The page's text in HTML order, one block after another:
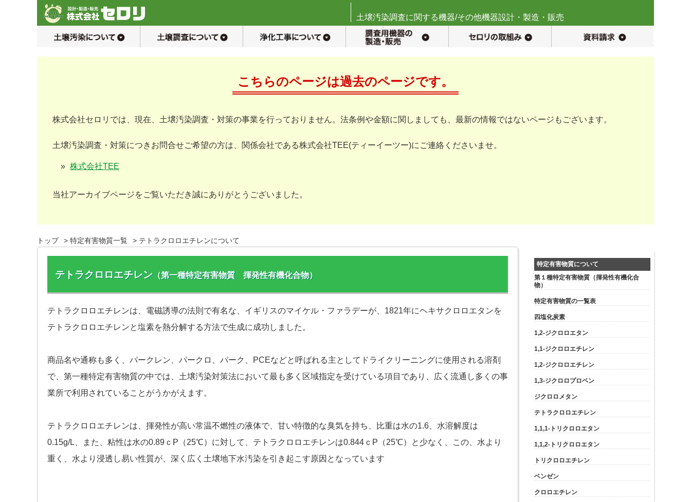
土壌汚染調査に関する機器/その他機器設計・製造・販売
対策工事について
こちらのページは過去のページです。
株式会社セロリでは、現在、土壌汚染調査・対策の事業を行っておりません。法条例や金額に関しましても、最新の情報ではないページもございます。
土壌汚染調査・対策につきお問合せご希望の方は、関係会社である株式会社TEE(ティーイーツー)にご連絡くださいませ。
株式会社TEE
当社アーカイブページをご覧いただき誠にありがとうございました。
トップ 特定有害物質一覧 テトラクロロエチレンについて
テトラクロロエチレン（第一種特定有害物質 揮発性有機化合物）
テトラクロロエチレンは、電磁誘導の法則で有名な、イギリスのマイケル・ファラデーが、1821年にヘキサクロロエタンを
テトラクロロエチレンと塩素を熱分解する方法で生成に成功しました。
商品名や通称も多く、パークレン、パークロ、パーク、PCEなどと呼ばれる主としてドライクリーニングに使用される溶剤
で、第一種特定有害物質の中では、土壌汚染対策法において最も多く区域指定を受けている項目であり、広く流通し多くの事
業所で利用されていることがうかがえます。
テトラクロロエチレンは、揮発性が高い常温不燃性の液体で、甘い特徴的な臭気を持ち、比重は水の1.6、水溶解度は
0.15g/L、また、粘性は水の0.89ｃP（25℃）に対して、テトラクロロエチレンは0.844ｃP（25℃）と少なく、この、水より
重く、水より浸透し易い性質が、深く広く土壌地下水汚染を引き起こす原因となっています
特定有害物質について
第１種特定有害物質（揮発性有機化合
物）
特定有害物質の一覧表
四塩化炭素
1,2-ジクロロエタン
1,1-ジクロロエチレン
1,2-ジクロロエチレン
1,3-ジクロロプロペン
ジクロロメタン
テトラクロロエチレン
1,1,1-トリクロロエタン
1,1,2-トリクロロエタン
トリクロロエチレン
ベンゼン
クロロエチレン